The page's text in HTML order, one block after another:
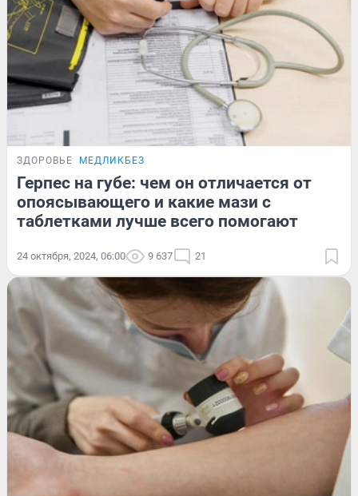
ЗДОРОВЬЕ МЕДЛИКБЕЗ
Герпес на губе: чем он отличается от
опоясывающего и какие мази с
таблетками лучше всего помогают
24 октября, 2024, 06:00 9 637 21